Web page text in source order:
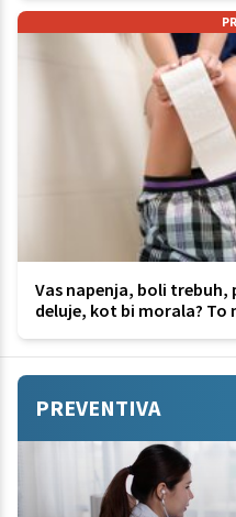
Vas napenja, boli
deluje, kot bi morala? To
PREVENTIVA